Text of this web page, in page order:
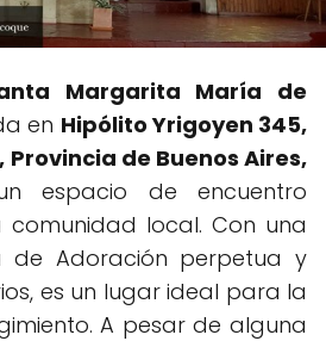
Margarita María de
en Hipólito Yrigoyen 345,
Provincia de Buenos Aires,
espacio de encuentro
local. Con una
de Adoración perpetua y
es un lugar ideal para la
A pesar de alguna